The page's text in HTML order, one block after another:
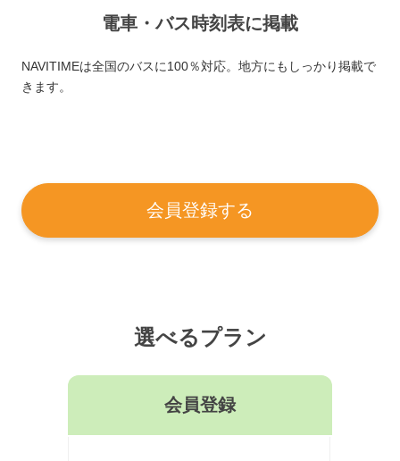
電車・バス時刻表に掲載
NAVITIMEは全国のバスに100％対応。地方にもしっかり掲載で
きます。
会員登録する
選べるプラン
会員登録